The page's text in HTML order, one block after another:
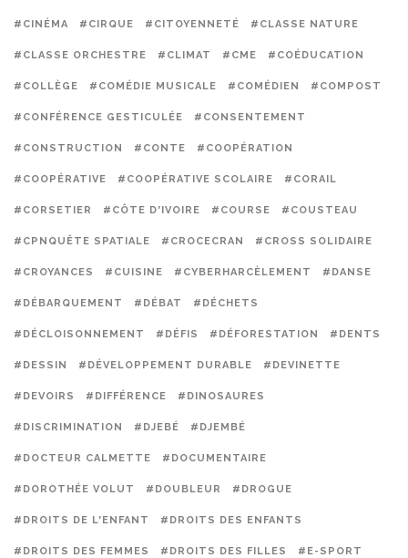
#CINÉMA #CIRQUE #CITOYENNETÉ #CLASSE NATURE
#CLASSE ORCHESTRE #CLIMAT #CME #COÉDUCATION
#COLLÈGE #COMÉDIE MUSICALE #COMÉDIEN #COMPOST
#CONFÉRENCE GESTICULÉE #CONSENTEMENT
#CONSTRUCTION #CONTE #COOPÉRATION
#COOPÉRATIVE #COOPÉRATIVE SCOLAIRE #CORAIL
#CORSETIER #CÔTE D'IVOIRE #COURSE #COUSTEAU
#CPNQUÊTE SPATIALE #CROCECRAN #CROSS SOLIDAIRE
#CROYANCES #CUISINE #CYBERHARCÈLEMENT #DANSE
#DÉBARQUEMENT #DÉBAT #DÉCHETS
#DÉCLOISONNEMENT #DÉFIS #DÉFORESTATION #DENTS
#DESSIN #DÉVELOPPEMENT DURABLE #DEVINETTE
#DEVOIRS #DIFFÉRENCE #DINOSAURES
#DISCRIMINATION #DJEBÉ #DJEMBÉ
#DOCTEUR CALMETTE #DOCUMENTAIRE
#DOROTHÉE VOLUT #DOUBLEUR #DROGUE
#DROITS DE L'ENFANT #DROITS DES ENFANTS
#DROITS DES FEMMES #DROITS DES FILLES #E-SPORT